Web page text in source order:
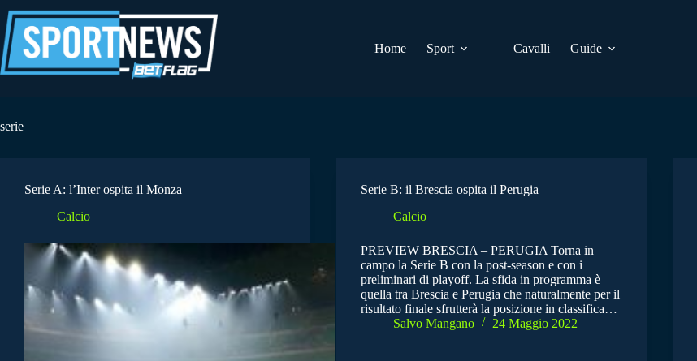
al
contenuto
Home
Sport Cavalli Guide
serie
Serie A: l’Inter ospita il Monza
Calcio
Serie B: il Brescia ospita il Perugia
Calcio
PREVIEW BRESCIA – PERUGIA Torna in
campo la Serie B con la post-season e con i
preliminari di playoff. La sfida in programma è
quella tra Brescia e Perugia che naturalmente per il
risultato finale sfrutterà la posizione in classifica…
Salvo Mangano
24 Maggio 2022